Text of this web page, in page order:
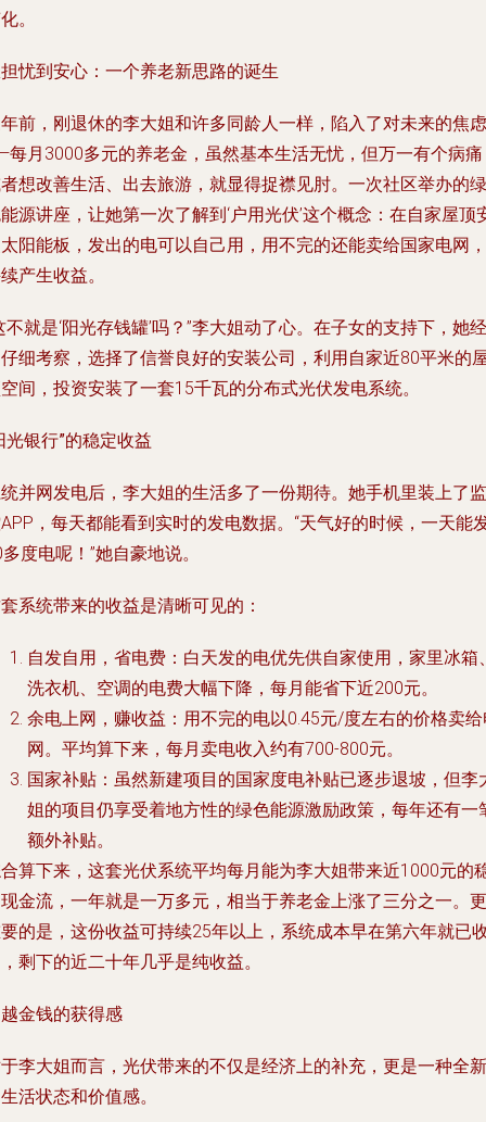
。
忧到安心：一个养老新思路的诞生
前，刚退休的李大姐和许多同龄人一样，陷入了对未来的焦虑
月3000多元的养老金，虽然基本生活无忧，但万一有个病痛
想改善生活、出去旅游，就显得捉襟见肘。一次社区举办的绿
源讲座，让她第一次了解到‘户用光伏’这个概念：在自家屋顶
阳能板，发出的电可以自己用，用不完的还能卖给国家电网，
产生收益。
不就是‘阳光存钱罐’吗？”李大姐动了心。在子女的支持下，她经
细考察，选择了信誉良好的安装公司，利用自家近80平米的
间，投资安装了一套15千瓦的分布式光伏发电系统。
光银行”的稳定收益
并网发电后，李大姐的生活多了一份期待。她手机里装上了监
，每天都能看到实时的发电数据。“天气好的时候，一天能
度电呢！”她自豪地说。
系统带来的收益是清晰可见的：
自发自用，省电费 ：白天发的电优先供自家使用，家里冰箱
洗衣机、空调的电费大幅下降，每月能省下近200元。
余电上网，赚收益 ：用不完的电以0.45元/度左右的价格卖
网。平均算下来，每月卖电收入约有700-800元。
国家补贴 ：虽然新建项目的国家度电补贴已逐步退坡，但李
姐的项目仍享受着地方性的绿色能源激励政策，每年还有一
额外补贴。
算下来，这套光伏系统平均每月能为李大姐带来近1000元的
金流，一年就是一万多元，相当于养老金上涨了三分之一。更
的是，这份收益可持续25年以上，系统成本早在第六年就已
剩下的近二十年几乎是纯收益。
金钱的获得感
李大姐而言，光伏带来的不仅是经济上的补充，更是一种全新
活状态和价值感。